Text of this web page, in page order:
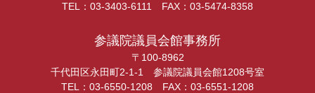
TEL：03-3403-6111 FAX：03-5474-8358
参議院議員会館事務所
〒100-8962
千代田区永田町2-1-1 参議院議員会館1208号室
TEL：03-6550-1208 FAX：03-6551-1208